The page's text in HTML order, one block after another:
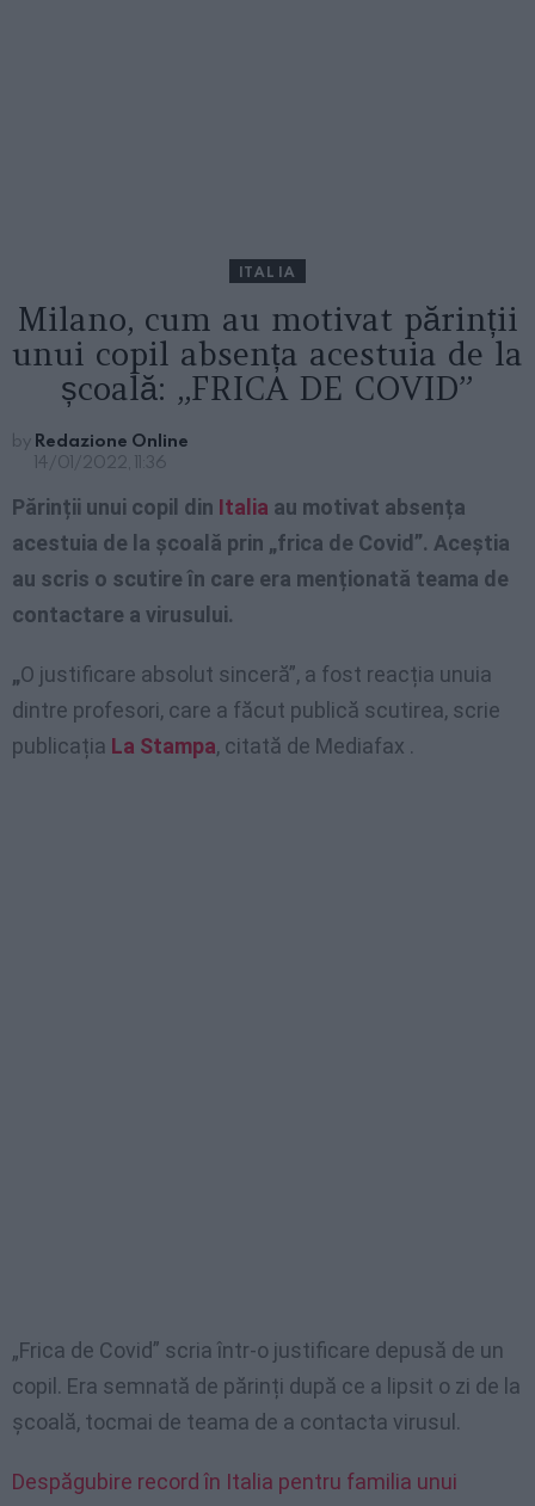
ITALIA
Milano, cum au motivat părinții
unui copil absența acestuia de la
școală: „FRICA DE COVID”
by Redazione Online
14/01/2022, 11:36
Părinții unui copil din Italia au motivat absența
acestuia de la școală prin „frica de Covid”. Aceștia
au scris o scutire în care era menționată teama de
contactare a virusului.
„O justificare absolut sinceră”, a fost reacția unuia
dintre profesori, care a făcut publică scutirea, scrie
publicația La Stampa, citată de Mediafax .
„Frica de Covid” scria într-o justificare depusă de un
copil. Era semnată de părinți după ce a lipsit o zi de la
școală, tocmai de teama de a contacta virusul.
Despăgubire record în Italia pentru familia unui